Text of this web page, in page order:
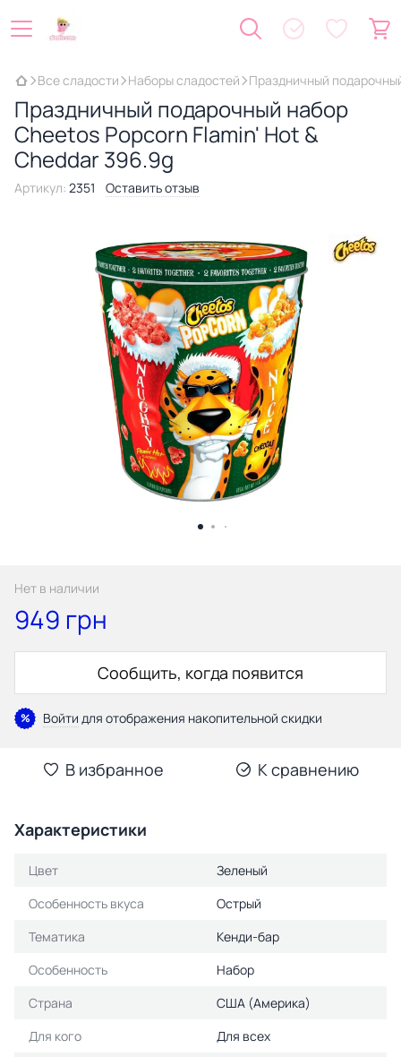
Все сладости Наборы сладостей Праздничный
Праздничный подарочный набор
Cheetos Popcorn Flamin' Hot &
Cheddar 396.9g
Артикул: 2351 Оставить отзыв
Нет в наличии
949 грн
Сообщить, когда появится
% Войти для отображения накопительной скидки
В избранное К сравнению
Характеристики
Цвет
Зеленый
Особенность вкуса
Острый
Тематика
Кенди-бар
Особенность
Набор
Страна
США (Америка)
Для кого
Для всех